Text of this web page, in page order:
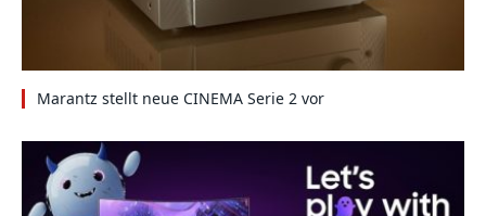
Marantz stellt neue CINEMA Serie 2 vor